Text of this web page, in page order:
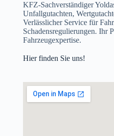
KFZ-Sachverständiger
Unfallgutachten,
Verlässlicher Service für
Schadensregulierungen. Ihr
Fahrzeugexpertise.
Hier finden Sie uns!